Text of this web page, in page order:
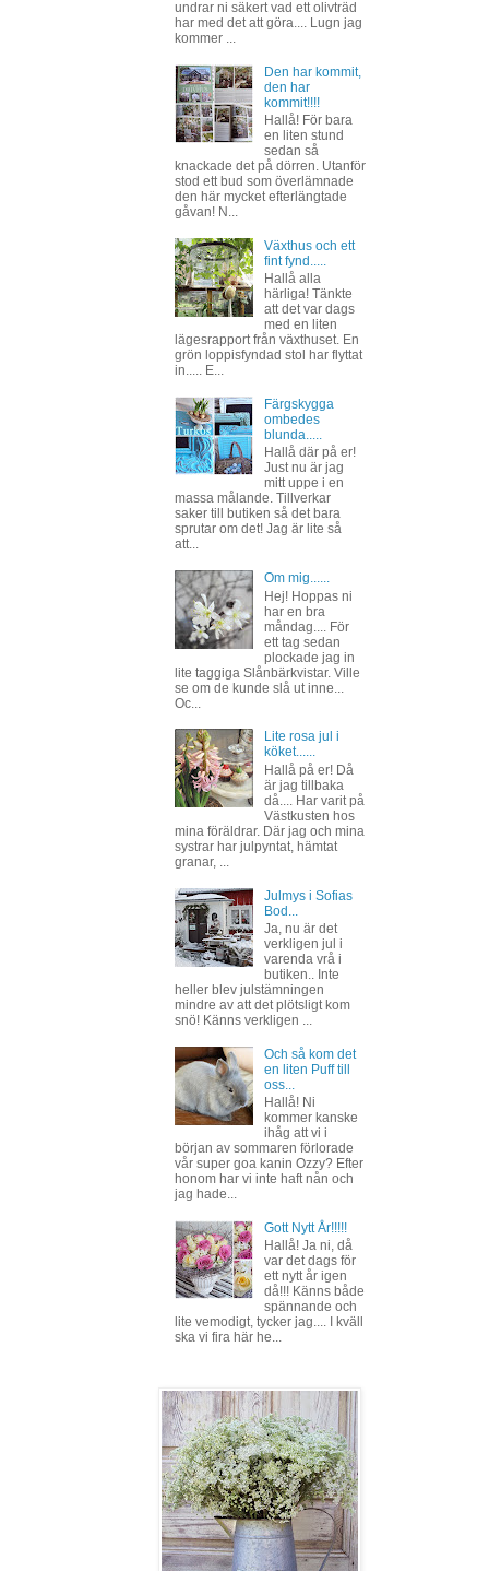
undrar ni säkert vad ett olivträd
har med det att göra.... Lugn jag
kommer ...
Den har kommit,
den har
kommit!!!!
Hallå! För bara
en liten stund
sedan så
knackade det på dörren. Utanför
stod ett bud som överlämnade
den här mycket efterlängtade
gåvan! N...
Växthus och ett
fint fynd.....
Hallå alla
härliga! Tänkte
att det var dags
med en liten
lägesrapport från växthuset. En
grön loppisfyndad stol har flyttat
in..... E...
Färgskygga
ombedes
blunda.....
Hallå där på er!
Just nu är jag
mitt uppe i en
massa målande. Tillverkar
saker till butiken så det bara
sprutar om det! Jag är lite så
att...
Om mig......
Hej! Hoppas ni
har en bra
måndag.... För
ett tag sedan
plockade jag in
lite taggiga Slånbärkvistar. Ville
se om de kunde slå ut inne...
Oc...
Lite rosa jul i
köket......
Hallå på er! Då
är jag tillbaka
då.... Har varit på
Västkusten hos
mina föräldrar. Där jag och mina
systrar har julpyntat, hämtat
granar, ...
Julmys i Sofias
Bod...
Ja, nu är det
verkligen jul i
varenda vrå i
butiken.. Inte
heller blev julstämningen
mindre av att det plötsligt kom
snö! Känns verkligen ...
Och så kom det
en liten Puff till
oss...
Hallå! Ni
kommer kanske
ihåg att vi i
början av sommaren förlorade
vår super goa kanin Ozzy? Efter
honom har vi inte haft nån och
jag hade...
Gott Nytt År!!!!!
Hallå! Ja ni, då
var det dags för
ett nytt år igen
då!!! Känns både
spännande och
lite vemodigt, tycker jag.... I kväll
ska vi fira här he...